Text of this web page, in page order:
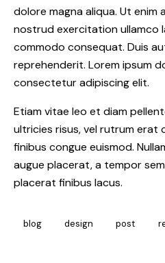
dolore magna aliqua. Ut enim
nostrud exercitation ullamco
commodo consequat. Duis
reprehenderit. Lorem ipsum
consectetur adipiscing elit.
Etiam vitae leo et diam
ultricies risus, vel rutrum erat
finibus congue euismod.
augue placerat, a tempor
placerat finibus lacus.
blog design post